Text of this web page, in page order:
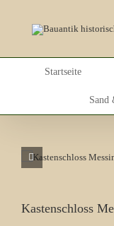
Startseite
Sand
Kastenschloss